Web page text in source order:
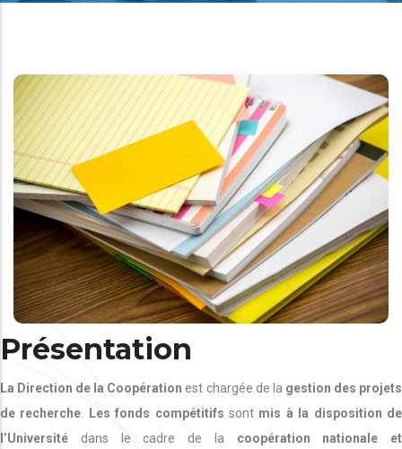
Présentation
La Direction de la Coopération est chargée de la gestion des projets
de recherche. Les fonds compétitifs sont mis à la disposition de
l’Université dans le cadre de la coopération nationale et